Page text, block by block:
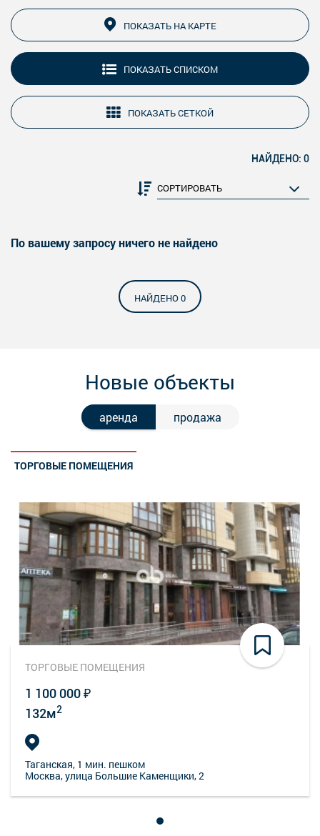
ПОКАЗАТЬ НА КАРТЕ
ПОКАЗАТЬ СПИСКОМ
ПОКАЗАТЬ СЕТКОЙ
НАЙДЕНО: 0
По вашему запросу ничего не найдено
НАЙДЕНО 0
Новые объекты
аренда продажа
ТОРГОВЫЕ ПОМЕЩЕНИЯ
ТОРГОВЫЕ ПОМЕЩЕНИЯ
1 100 000 ₽
132м2
Таганская, 1 мин. пешком
Москва, улица Большие Каменщики, 2